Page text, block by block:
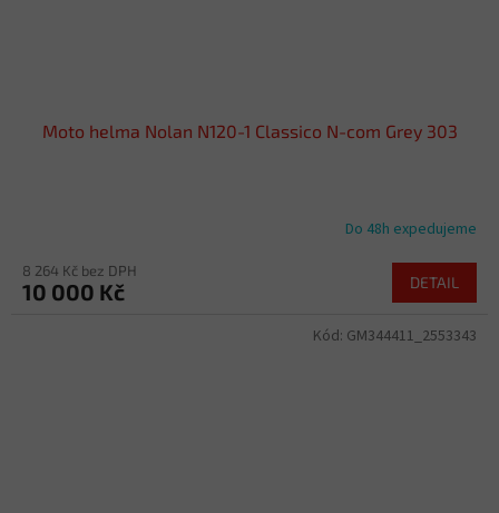
Moto helma Nolan N120-1 Classico N-com Grey 303
Do 48h expedujeme
8 264 Kč bez DPH
10 000 Kč DETAIL
Kód: GM344411_2553343